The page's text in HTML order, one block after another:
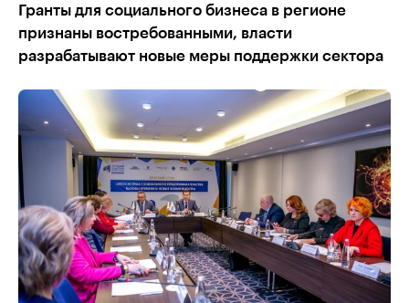
Гранты для социального бизнеса в регионе
признаны востребованными, власти
разрабатывают новые меры поддержки сектора